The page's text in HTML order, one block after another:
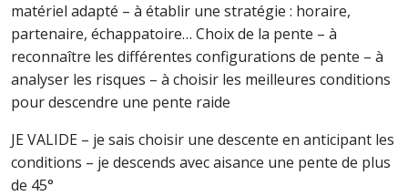
matériel adapté – à établir une stratégie : horaire,
partenaire, échappatoire… Choix de la pente – à
reconnaître les différentes configurations de pente – à
analyser les risques – à choisir les meilleures conditions
pour descendre une pente raide
JE VALIDE – je sais choisir une descente en anticipant les
conditions – je descends avec aisance une pente de plus
de 45°